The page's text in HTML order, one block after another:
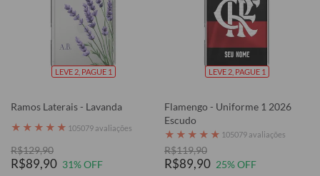
LEVE 2, PAGUE 1
Ramos Laterais - Lavanda
★ ★ ★ ★ ★ 105079 avaliações
R$129,90
R$89,90 31% OFF
LEVE 2, PAGUE 1
Flamengo - Uniforme 1 2026
Escudo
★ ★ ★ ★ ★ 105079 avaliações
R$119,90
R$89,90 25% OFF